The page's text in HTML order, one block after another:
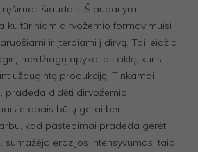
šiaudais. Šiaudai yra
kultūriniam dirvožemio formavimuisi
ir įterpiami į dirvą. Tai leidžia
medžiagų apykaitos ciklą, kuris
užaugintą produkciją. Tinkamai
pradeda didėti dirvožemio
etapais būtų gerai bent
kad pastebimai pradeda gerėti
sumažėja erozijos intensyvumas, taip